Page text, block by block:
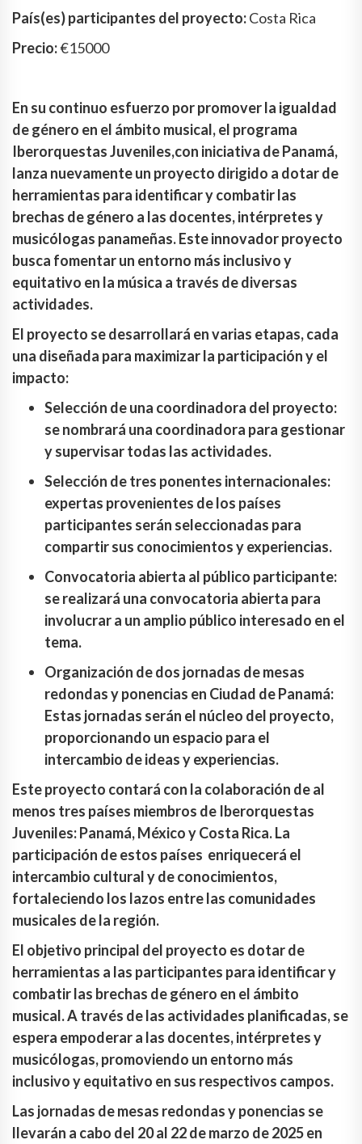
País(es) participantes del proyecto:Costa Rica
Precio:€15000
En su continuo esfuerzo por promover la igualdad
de género en el ámbito musical, el programa
Iberorquestas Juveniles,con iniciativa de Panamá,
lanza nuevamente un proyecto dirigido a dotar de
herramientas para identificar y combatir las
brechas de género a las docentes, intérpretes y
musicólogas panameñas. Este innovador proyecto
busca fomentar un entorno más inclusivo y
equitativo en la música a través de diversas
actividades.
El proyecto se desarrollará en varias etapas, cada
una diseñada para maximizar la participación y el
impacto:
Selección de una coordinadora del proyecto:
se nombrará una coordinadora para gestionar
y supervisar todas las actividades.
Selección de tres ponentes internacionales:
expertas provenientes de los países
participantes serán seleccionadas para
compartir sus conocimientos y experiencias.
Convocatoria abierta al público participante:
se realizará una convocatoria abierta para
involucrar a un amplio público interesado en el
tema.
Organización de dos jornadas de mesas
redondas y ponencias en Ciudad de Panamá:
Estas jornadas serán el núcleo del proyecto,
proporcionando un espacio para el
intercambio de ideas y experiencias.
Este proyecto contará con la colaboración de al
menos tres países miembros de Iberorquestas
Juveniles: Panamá, México y Costa Rica. La
participación de estos países enriquecerá el
intercambio cultural y de conocimientos,
fortaleciendo los lazos entre las comunidades
musicales de la región.
El objetivo principal del proyecto es dotar de
herramientas a las participantes para identificar y
combatir las brechas de género en el ámbito
musical. A través de las actividades planificadas, se
espera empoderar a las docentes, intérpretes y
musicólogas, promoviendo un entorno más
inclusivo y equitativo en sus respectivos campos.
Las jornadas de mesas redondas y ponencias se
llevarán a cabo del 20 al 22 de marzo de 2025 en